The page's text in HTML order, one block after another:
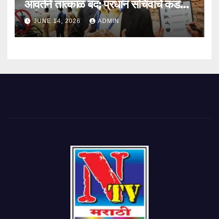
आवर्तने तात्काळ बंद; प्रधान सचिवांचे कडक
आदेश
JUNE 14, 2026 ADMIN